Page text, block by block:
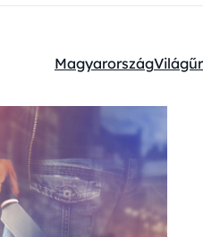
Kategóriák:
MagyarországVilágűr